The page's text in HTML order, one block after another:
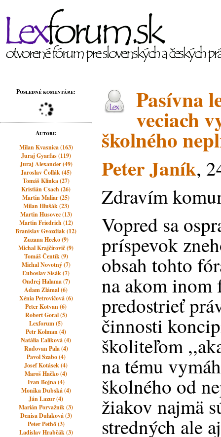
Posledné komentáre:
Autori:
Milan Kvasnica (163)
Juraj Gyarfas (119)
Juraj Alexander (49)
Jaroslav Čollák (45)
Tomáš Klinka (27)
Kristián Csach (26)
Martin Maliar (25)
Milan Hlušák (23)
Martin Husovec (13)
Martin Friedrich (12)
Branislav Gvozdiak (12)
Zuzana Hecko (9)
Michal Krajčírovič (9)
Tomáš Čentík (9)
Michal Novotný (7)
Ľuboslav Sisák (7)
Ondrej Halama (7)
Adam Zlámal (6)
Xénia Petrovičová (6)
Peter Kotvan (6)
Robert Goral (5)
Lexforum (5)
Petr Kolman (4)
Natália Ľalíková (4)
Radovan Pala (4)
Pavol Szabo (4)
Josef Kotásek (4)
Maroš Hačko (4)
Ivan Bojna (4)
Monika Dubská (4)
Ján Lazur (4)
Marián Porvažník (3)
Denisa Dulaková (3)
Peter Pethő (3)
Ladislav Hrabčák (3)
Pasívna
veciach
školného
Peter Janík,
Zdravím
Vopred sa
príspevok
obsah tohto
na akom inom
predostrieť
činnosti
školiteľom
na tému
školného od
žiakov najmä
stredných ale